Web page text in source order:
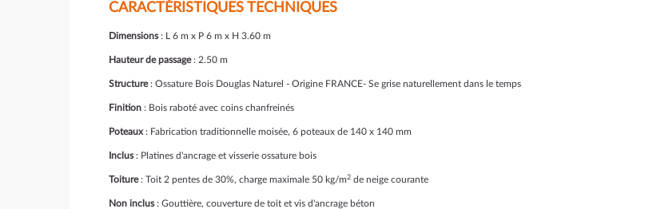
CARACTÉRISTIQUES TECHNIQUES
Dimensions: L 6 m x P 6 m x H 3.60 m
Hauteur de passage: 2.50 m
Structure: Ossature Bois Douglas Naturel - Origine FRANCE- Se grise naturellement dans le temps
Finition : Bois raboté avec coins chanfreinés
Poteaux: Fabrication traditionnelle moisée, 6 poteaux de 140 x 140 mm
Inclus: Platines d'ancrage et visserie ossature bois
Toiture: Toit 2 pentes de 30%, charge maximale 50 kg/m2 de neige courante
Non inclus: Gouttière, couverture de toit et vis d'ancrage béton